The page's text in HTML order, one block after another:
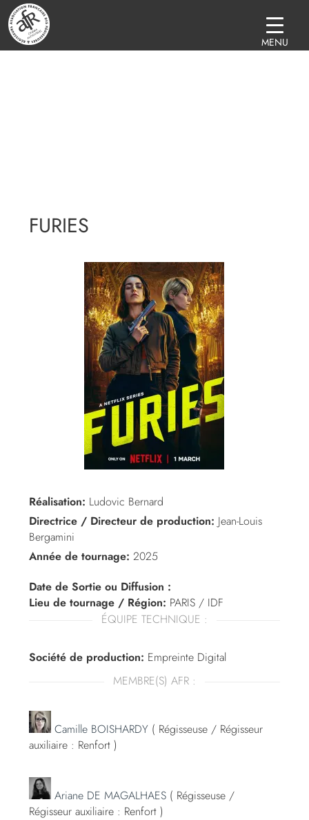
FURIES
Réalisation: Ludovic Bernard
Directrice / Directeur de production: Jean-Louis
Bergamini
Année de tournage: 2025
Date de Sortie ou Diffusion :
Lieu de tournage / Région: PARIS / IDF
ÉQUIPE TECHNIQUE :
Société de production: Empreinte Digital
MEMBRE(S) AFR :
Camille BOISHARDY ( Régisseuse / Régisseur
auxiliaire : Renfort )
Ariane DE MAGALHAES ( Régisseuse /
Régisseur auxiliaire : Renfort )
MENU